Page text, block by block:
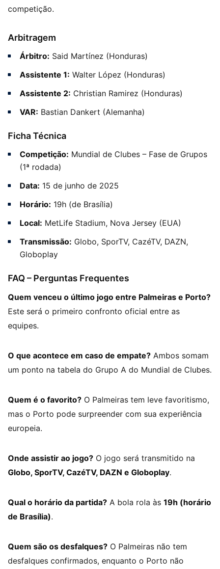
competição.
Arbitragem
Árbitro: Said Martínez (Honduras)
Assistente 1: Walter López (Honduras)
Assistente 2: Christian Ramirez (Honduras)
VAR: Bastian Dankert (Alemanha)
Ficha Técnica
Competição: Mundial de Clubes – Fase de Grupos
(1ª rodada)
Data: 15 de junho de 2025
Horário: 19h (de Brasília)
Local: MetLife Stadium, Nova Jersey (EUA)
Transmissão: Globo, SporTV, CazéTV, DAZN,
Globoplay
FAQ – Perguntas Frequentes
Quem venceu o último jogo entre Palmeiras e Porto?
Este será o primeiro confronto oficial entre as
equipes.
O que acontece em caso de empate? Ambos somam
um ponto na tabela do Grupo A do Mundial de Clubes.
Quem é o favorito? O Palmeiras tem leve favoritismo,
mas o Porto pode surpreender com sua experiência
europeia.
Onde assistir ao jogo? O jogo será transmitido na
Globo, SporTV, CazéTV, DAZN e Globoplay.
Qual o horário da partida? A bola rola às 19h (horário
de Brasília).
Quem são os desfalques? O Palmeiras não tem
desfalques confirmados, enquanto o Porto não